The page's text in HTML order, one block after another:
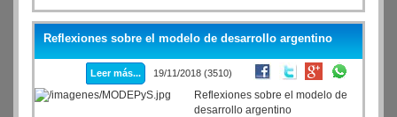
Reflexiones sobre el modelo de desarrollo argentino
Leer más... 19/11/2018 (3510)
Reflexiones sobre el modelo de
desarrollo argentino